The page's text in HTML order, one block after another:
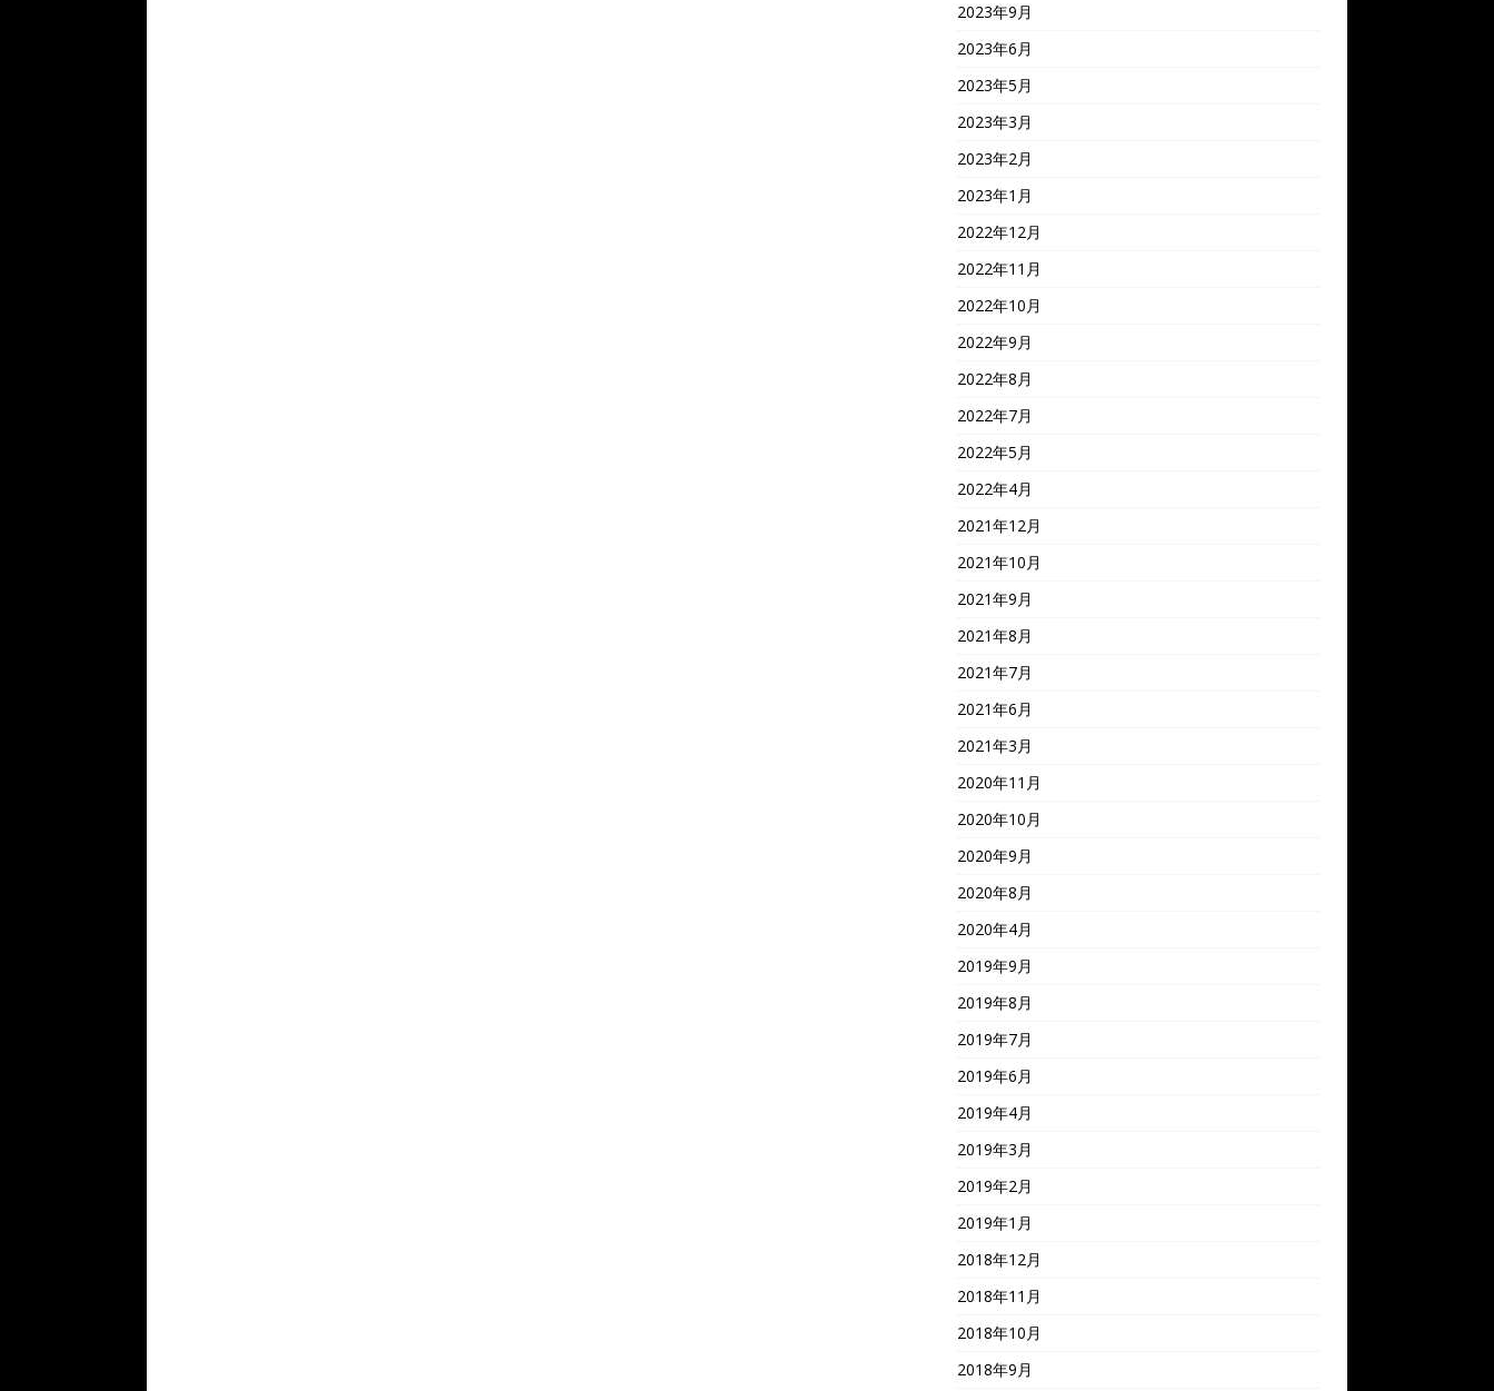
2023年9月
2023年6月
2023年5月
2023年3月
2023年2月
2023年1月
2022年12月
2022年11月
2022年10月
2022年9月
2022年8月
2022年7月
2022年5月
2022年4月
2021年12月
2021年10月
2021年9月
2021年8月
2021年7月
2021年6月
2021年3月
2020年11月
2020年10月
2020年9月
2020年8月
2020年4月
2019年9月
2019年8月
2019年7月
2019年6月
2019年4月
2019年3月
2019年2月
2019年1月
2018年12月
2018年11月
2018年10月
2018年9月